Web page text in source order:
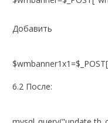
Добавить
6.2 После: